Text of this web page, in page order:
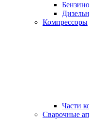
Компрессоры
Части
Сварочные